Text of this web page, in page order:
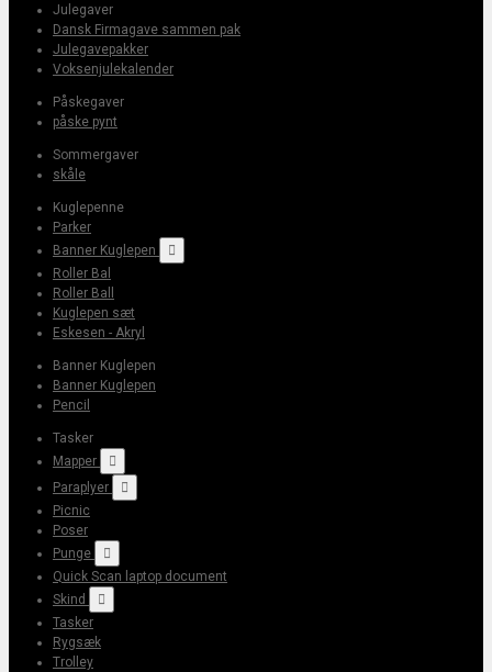
Julegaver
Dansk Firmagave sammen pak
Julegavepakker
Voksenjulekalender
Påskegaver
påske pynt
Sommergaver
skåle
Kuglepenne
Parker
Banner Kuglepen

Roller Bal
Roller Ball
Kuglepen sæt
Eskesen - Akryl
Banner Kuglepen
Banner Kuglepen
Pencil
Tasker
Mapper

Paraplyer

Picnic
Poser
Punge

Quick Scan laptop document
Skind

Tasker
Rygsæk
Trolley